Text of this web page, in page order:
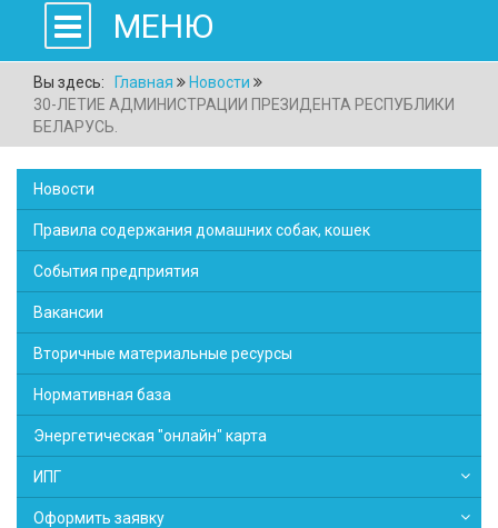
МЕНЮ
Вы здесь: Главная
Новости
30-ЛЕТИЕ АДМИНИСТРАЦИИ ПРЕЗИДЕНТА РЕСПУБЛИКИ
БЕЛАРУСЬ.
Новости
Правила содержания домашних собак, кошек
События предприятия
Вакансии
Вторичные материальные ресурсы
Нормативная база
Энергетическая "онлайн" карта
ИПГ
Оформить заявку